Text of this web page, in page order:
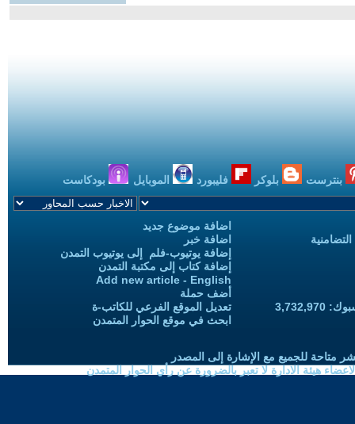
بنترست بلوكر فليبورد الموبايل بودكاست
اضافة موضوع جديد
اضافة خبر
إضافة يوتيوب-فلم إلى يوتيوب التمدن
إضافة كتاب إلى مكتبة التمدن
Add new article - English
أضف حملة
تعديل الموقع الفرعي للكاتب-ة
ابحث في موقع الحوار المتمدن
متاحة للجميع مع الإشارة إلى المصدر
هيئة الادارة لا تعبر بالضرورة عن رأي الحوار المتمدن